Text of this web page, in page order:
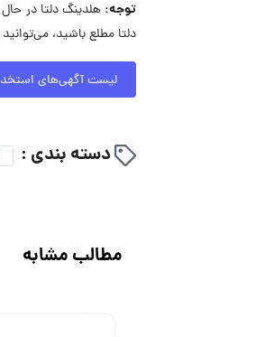
توجه:
دلتا مطلع باشید،
لیست آگهی‌های
دسته بندی :
مطالب مشابه